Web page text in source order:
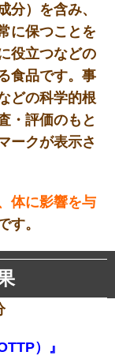
分）を含み、
に保つことを
役立つなどの
食品です。事
どの科学的根
・評価のもと
ークが表示さ
体に影響を与
す。
）』